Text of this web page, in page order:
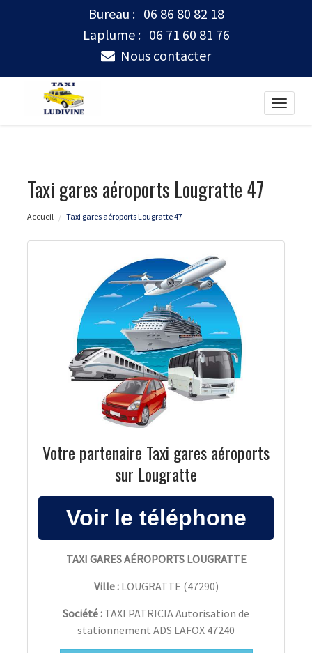
Bureau : 06 86 80 82 18
Laplume : 06 71 60 81 76
Nous contacter
Toggle
Taxi gares aéroports Lougratte 47
Accueil Taxi gares aéroports Lougratte 47
Votre partenaire Taxi gares aéroports
sur Lougratte
TAXI GARES AÉROPORTS LOUGRATTE
Ville : LOUGRATTE (47290)
Société : TAXI PATRICIA Autorisation de
stationnement ADS LAFOX 47240